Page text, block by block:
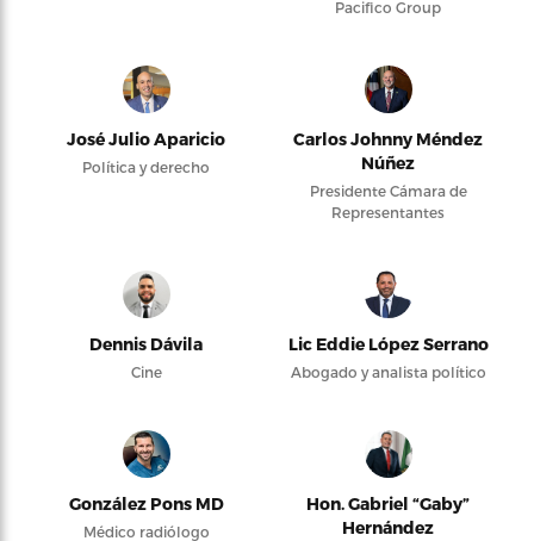
Pacifico Group
José Julio Aparicio
Política y derecho
Carlos Johnny Méndez
Núñez
Presidente Cámara de
Representantes
Dennis Dávila
Cine
Lic Eddie López Serrano
Abogado y analista político
González Pons MD
Médico radiólogo
Hon. Gabriel “Gaby”
Hernández